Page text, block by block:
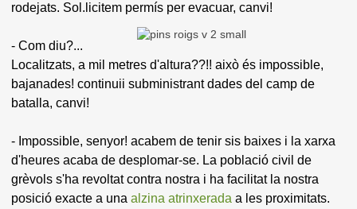
rodejats. Sol.licitem permís per evacuar, canvi!
- Com diu?...
Localitzats, a mil metres d'altura??!! això és impossible,
bajanades! continuii subministrant dades del camp de
batalla, canvi!
- Impossible, senyor! acabem de tenir sis baixes i la xarxa
d'heures acaba de desplomar-se. La població civil de
grèvols s'ha revoltat contra nostra i ha facilitat la nostra
posició exacte a unaalzina atrinxerada a les proximitats.